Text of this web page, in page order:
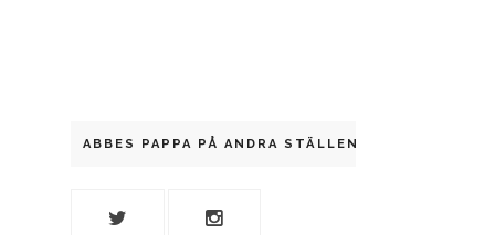
ABBES PAPPA PÅ ANDRA STÄLLEN